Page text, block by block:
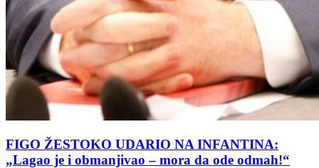
FIGO ŽESTOKO UDARIO NA INFANTINA:
„Lagao je i obmanjivao – mora da ode odmah!“